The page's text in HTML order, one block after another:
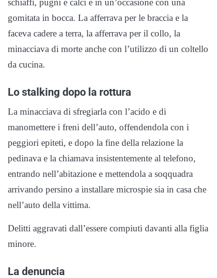
gomitata in bocca. La afferrava per le braccia e la
faceva cadere a terra, la afferrava per il collo, la
minacciava di morte anche con l’utilizzo di un coltello
da cucina.
Lo stalking dopo la rottura
La minacciava di sfregiarla con l’acido e di
manomettere i freni dell’auto, offendendola con i
peggiori epiteti, e dopo la fine della relazione la
pedinava e la chiamava insistentemente al telefono,
entrando nell’abitazione e mettendola a soqquadra
arrivando persino a installare microspie sia in casa che
nell’auto della vittima.
Delitti aggravati dall’essere compiuti davanti alla figlia
minore.
La denuncia